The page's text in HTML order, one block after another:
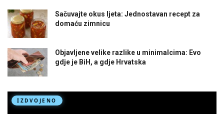
Sačuvajte okus ljeta: Jednostavan recept za
domaću zimnicu
Objavljene velike razlike u minimalcima: Evo
gdje je BiH, a gdje Hrvatska